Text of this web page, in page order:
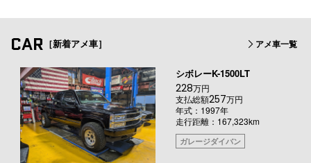
CAR ［新着アメ車］ アメ車一覧
シボレーK-1500LT
228万円
支払総額257万円
年式：1997年
走行距離：167,323km
ガレージダイバン